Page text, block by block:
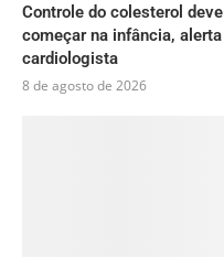
Controle do colesterol deve
começar na infância, alerta
cardiologista
8 de agosto de 2026